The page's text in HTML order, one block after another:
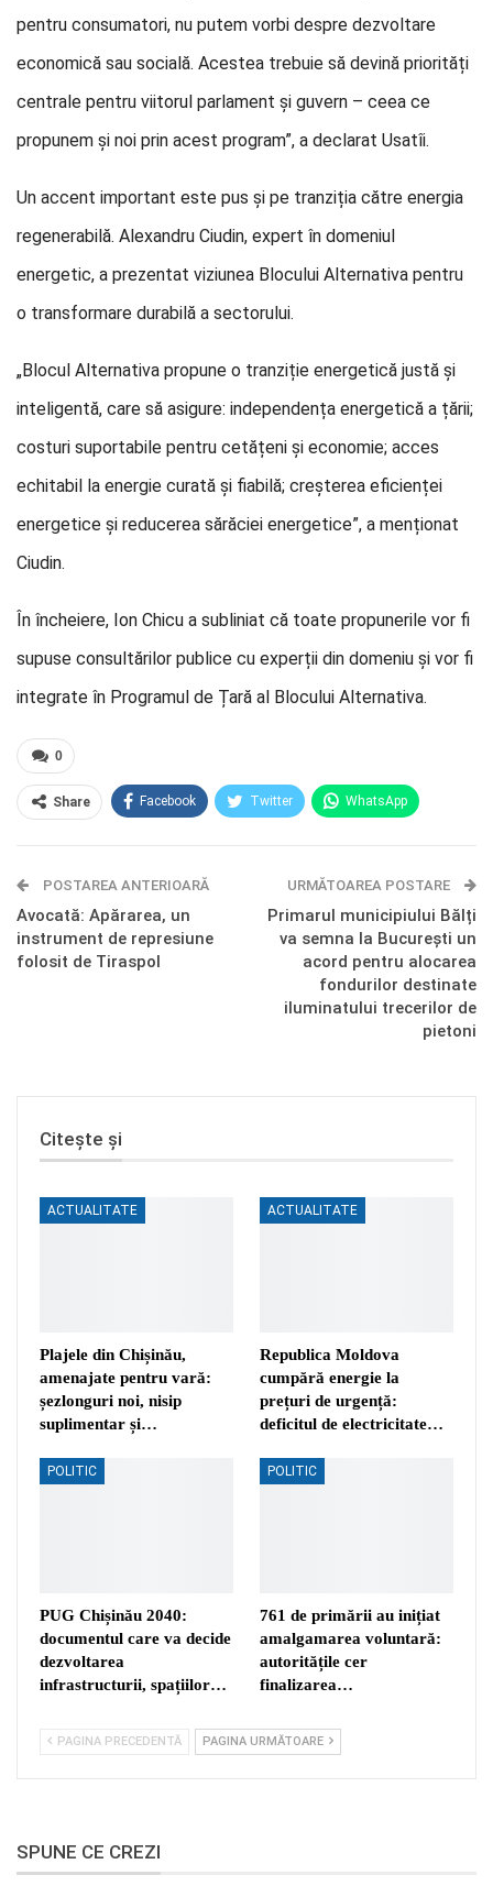
pentru consumatori, nu putem vorbi despre dezvoltare
economică sau socială. Acestea trebuie să devină priorități
centrale pentru viitorul parlament și guvern – ceea ce
propunem și noi prin acest program”, a declarat Usatîi.
Un accent important este pus și pe tranziția către energia
regenerabilă. Alexandru Ciudin, expert în domeniul
energetic, a prezentat viziunea Blocului Alternativa pentru
o transformare durabilă a sectorului.
„Blocul Alternativa propune o tranziție energetică justă și
inteligentă, care să asigure: independența energetică a țării;
costuri suportabile pentru cetățeni și economie; acces
echitabil la energie curată și fiabilă; creșterea eficienței
energetice și reducerea sărăciei energetice”, a menționat
Ciudin.
În încheiere, Ion Chicu a subliniat că toate propunerile vor fi
supuse consultărilor publice cu experții din domeniu și vor fi
integrate în Programul de Țară al Blocului Alternativa.
0
Share Facebook Twitter WhatsApp
Telegram OK.ru
POSTAREA ANTERIOARĂ
Avocată: Apărarea, un
instrument de represiune
folosit de Tiraspol
URMĂTOAREA POSTARE
Primarul municipiului Bălți
va semna la București un
acord pentru alocarea
fondurilor destinate
iluminatului trecerilor de
pietoni
Citește și
ACTUALITATE
Plajele din Chișinău,
amenajate pentru vară:
șezlonguri noi, nisip
suplimentar și…
ACTUALITATE
Republica Moldova
cumpără energie la
prețuri de urgență:
deficitul de electricitate…
POLITIC
PUG Chișinău 2040:
documentul care va decide
dezvoltarea
infrastructurii, spațiilor…
POLITIC
761 de primării au inițiat
amalgamarea voluntară:
autoritățile cer
finalizarea…
PAGINA PRECEDENTĂ PAGINA URMĂTOARE
SPUNE CE CREZI